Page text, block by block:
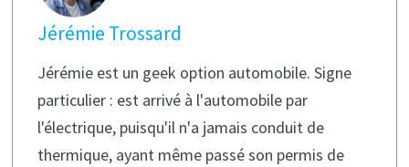
Jérémie Trossard
Jérémie est un geek option automobile. Signe
particulier : est arrivé à l'automobile par
l'électrique, puisqu'il n'a jamais conduit de
thermique, ayant même passé son permis de